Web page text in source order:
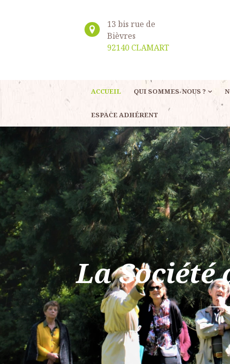
13 bis rue de
Bièvres
92140 CLAMART
ACCUEIL QUI SOMMES-NOUS ?
ESPACE ADHÉRENT
La